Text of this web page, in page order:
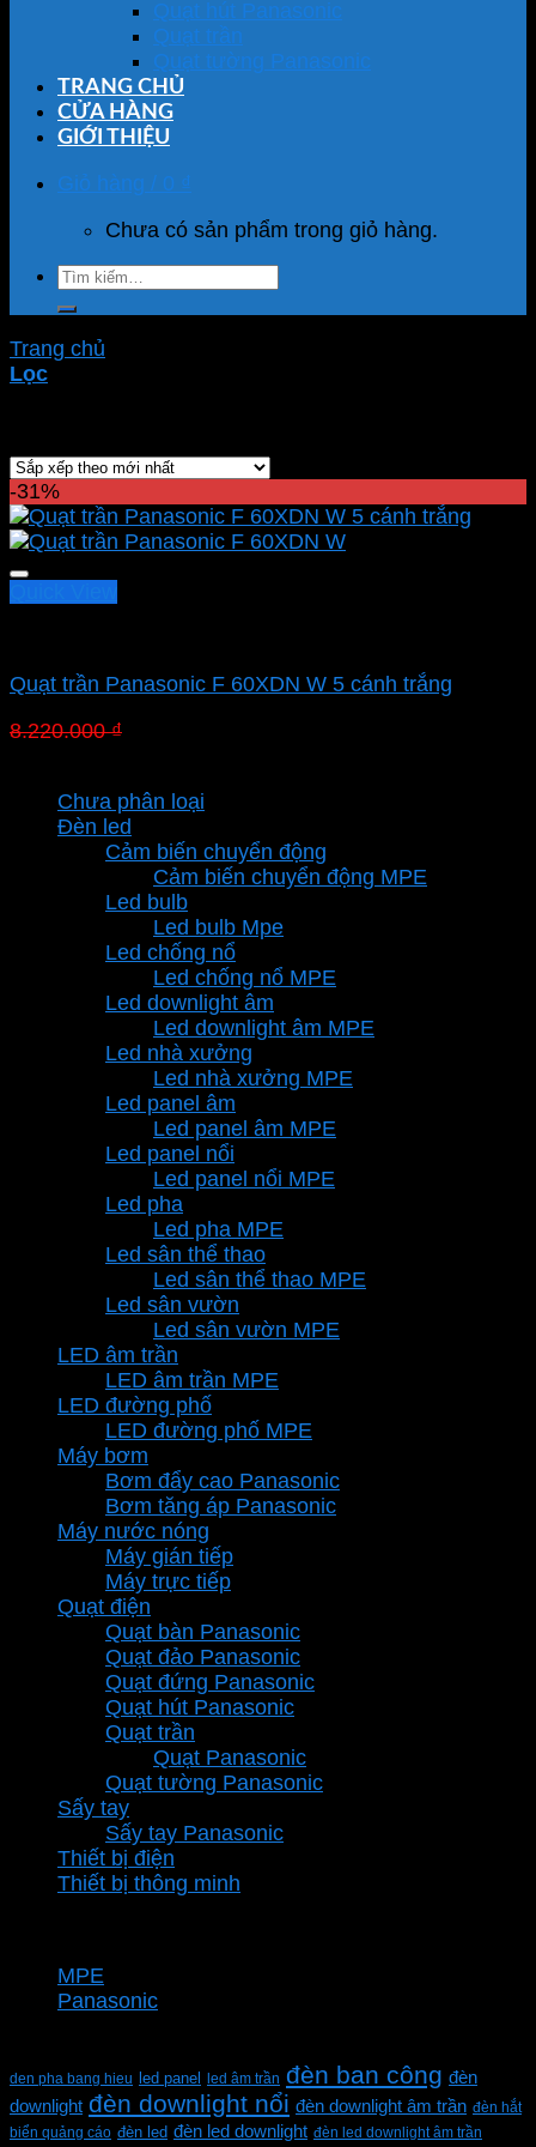
Quạt hút Panasonic
Quạt trần
Quạt tường Panasonic
TRANG CHỦ
CỬA HÀNG
GIỚI THIỆU
Giỏ hàng / 0 ₫
Chưa có sản phẩm trong giỏ hàng.
Tìm
kiếm:
Trang chủ
Lọc
-31%
Quạt trần Panasonic F 60XDN W 5 cánh trắng
8.220.000₫
8.220.000 ₫.
Chưa phân loại
Đèn led
Cảm biến chuyển động
Cảm biến chuyển động MPE
Led bulb
Led bulb Mpe
Led chống nổ
Led chống nổ MPE
Led downlight âm
Led downlight âm MPE
Led nhà xưởng
Led nhà xưởng MPE
Led panel âm
Led panel âm MPE
Led panel nổi
Led panel nổi MPE
Led pha
Led pha MPE
Led sân thể thao
Led sân thể thao MPE
Led sân vườn
Led sân vườn MPE
LED âm trần
LED âm trần MPE
LED đường phố
LED đường phố MPE
Máy bơm
Bơm đẩy cao Panasonic
Bơm tăng áp Panasonic
Máy nước nóng
Máy gián tiếp
Máy trực tiếp
Quạt điện
Quạt bàn Panasonic
Quạt đảo Panasonic
Quạt đứng Panasonic
Quạt hút Panasonic
Quạt trần
Quạt Panasonic
Quạt tường Panasonic
Sấy tay
Sấy tay Panasonic
Thiết bị điện
Thiết bị thông minh
MPE
Panasonic
den pha bang hieu led panel led âm trần đèn ban công đèn
downlight đèn downlight nổi đèn downlight âm trần đèn hắt
biển quảng cáo đèn led đèn led downlight đèn led downlight âm trần